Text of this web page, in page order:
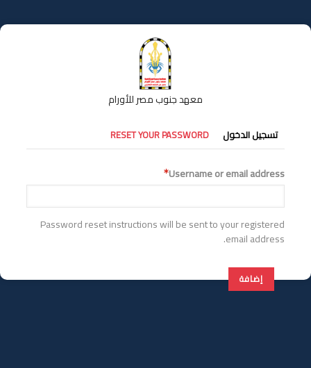
إلى
المحتوى
معهد جنوب مصر للأورام
التبويبات
الأساسية
تسجيل الدخول RESET YOUR PASSWORD
Username or email address
Password reset instructions will be sent to your registered
email address.